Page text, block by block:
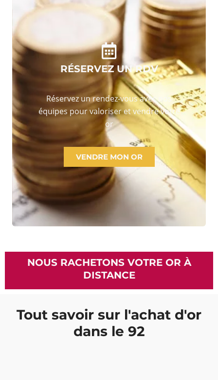
RÉSERVEZ UN RDV
Réservez un rendez-vous avec nos
équipes pour valoriser et vendre votre
or
VENDRE MON OR
NOUS RACHETONS VOTRE OR À
DISTANCE
Tout savoir sur l'achat d'or
dans le 92